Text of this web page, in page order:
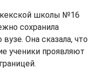
школы №16
сохранила
Она сказала, что
ученики проявляют